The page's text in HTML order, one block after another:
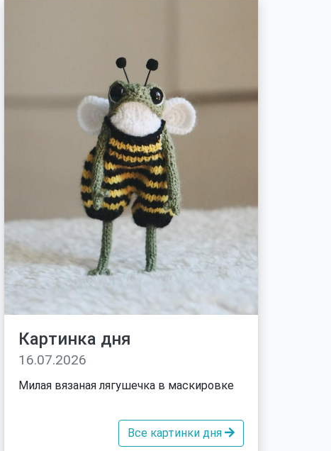
Картинка дня
16.07.2026
Милая вязаная лягушечка в маскировке
Все картинки дня